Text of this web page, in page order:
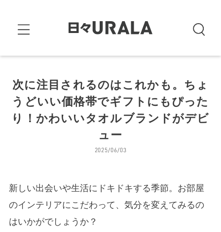
次に注目されるのはこれかも。ちょ
うどいい価格帯でギフトにもぴった
り！かわいいタオルブランドがデビ
ュー
2025/06/03
新しい出会いや生活にドキドキする季節。お部屋
のインテリアにこだわって、気分を変えてみるの
はいかがでしょうか？